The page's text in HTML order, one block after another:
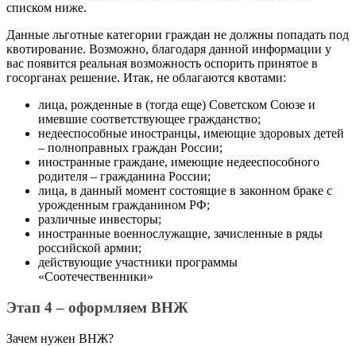
списком ниже.
Данные льготные категории граждан не должны попадать под
квотирование. Возможно, благодаря данной информации у
вас появится реальная возможность оспорить принятое в
госорганах решение. Итак, не облагаются квотами:
лица, рожденные в (тогда еще) Советском Союзе и
имевшие соответствующее гражданство;
недееспособные иностранцы, имеющие здоровых детей
– полноправных граждан России;
иностранные граждане, имеющие недееспособного
родителя – гражданина России;
лица, в данный момент состоящие в законном браке с
урожденным гражданином РФ;
различные инвесторы;
иностранные военнослужащие, зачисленные в ряды
российской армии;
действующие участники программы
«Соотечественники»
Этап 4 – оформляем ВНЖ
Зачем нужен ВНЖ?